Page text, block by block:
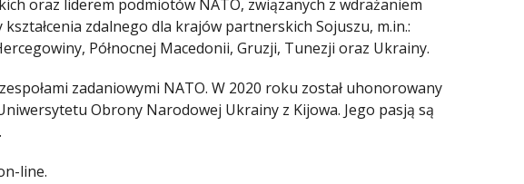
oraz liderem podmiotów NATO, związanych z wdrażaniem
zdalnego dla krajów partnerskich Sojuszu, m.in.:
Północnej Macedonii, Gruzji, Tunezji oraz Ukrainy.
zadaniowymi NATO. W 2020 roku został uhonorowany
Obrony Narodowej Ukrainy z Kijowa. Jego pasją są
line.